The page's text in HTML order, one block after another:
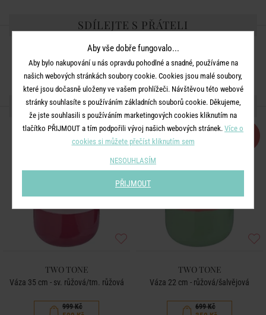
SDÍLEJTE S PŘÁTELI
DALŠÍ PRODUKTY ZE SÉRIE
-50%
TWO TONE
Váza 35 cm - sv. růžová/tm. růžová
999 Kč
-50
TWO TONE
Váza 22 cm - růžová/šalvějová
699 Kč
Aby vše dobře fungovalo...
Aby bylo nakupování u nás opravdu pohodlné a snadné, používáme na
našich webových stránkách soubory cookie. Cookies jsou malé soubory,
které jsou dočasně uloženy ve vašem prohlížeči. Návštěvou této webové
stránky souhlasíte s používáním základních souborů cookie. Děkujeme,
že jste souhlasili s používáním marketingových cookies kliknutím na
tlačítko PŘIJMOUT a tím podpořili vývoj našich webových stránek. Více o
cookies si můžete přečíst kliknutím sem
NESOUHLASÍM
PŘIJMOUT